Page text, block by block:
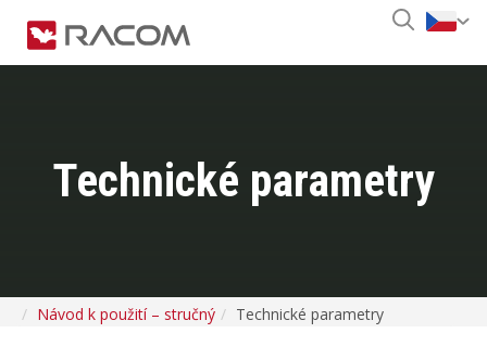
Technické parametry
Návod k použití – stručný Technické parametry